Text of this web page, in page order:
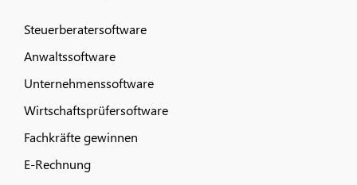
Steuerberatersoftware
Anwaltssoftware
Unternehmenssoftware
Wirtschaftsprüfersoftware
Fachkräfte gewinnen
E-Rechnung